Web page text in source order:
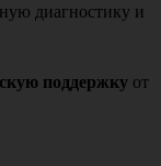
диагностику и
поддержку от